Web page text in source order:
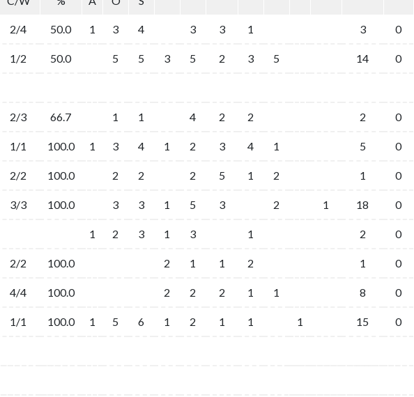
2/4 50.0 1 3 4 3 3 1 3 0
1/2 50.0 5 5 3 5 2 3 5 14 0
2/3 66.7 1 1 4 2 2 2 0
1/1 100.0 1 3 4 1 2 3 4 1 5 0
2/2 100.0 2 2 2 5 1 2 1 0
3/3 100.0 3 3 1 5 3 2 1 18 0
1 2 3 1 3 1 2 0
2/2 100.0 2 1 1 2 1 0
4/4 100.0 2 2 2 1 1 8 0
1/1 100.0 1 5 6 1 2 1 1 1 15 0